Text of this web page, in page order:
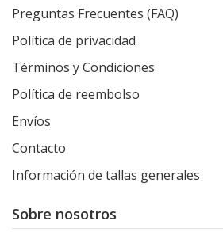
Preguntas Frecuentes (FAQ)
Política de privacidad
Términos y Condiciones
Política de reembolso
Envíos
Contacto
Información de tallas generales
Sobre nosotros